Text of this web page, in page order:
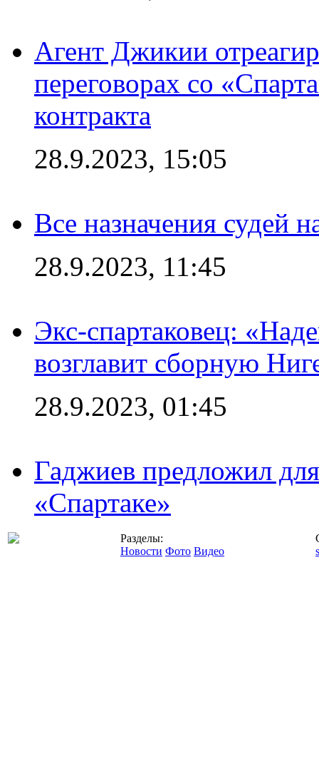
Агент Джикии
переговорах со
контракта
28.9.2023, 15:05
Все назначения судей
28.9.2023, 11:45
Экс-спартаковец:
возглавит сборную
28.9.2023, 01:45
Гаджиев предложил
«Спартаке»
Разделы:
Новости Фото Видео